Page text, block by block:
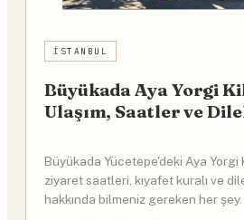
İSTANBUL
Büyükada Aya Yorgi
Ulaşım, Saatler ve
Büyükada Yücetepe'deki Aya Yorgi
ziyaret saatleri, kıyafet kuralı ve
hakkında bilmeniz gereken her şey.